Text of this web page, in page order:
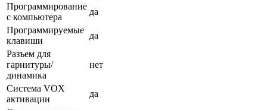
Программирование
с компьютера
да
Программируемые
клавиши
да
Разъем для
гарнитуры/
динамика
нет
Система VOX
активации
да